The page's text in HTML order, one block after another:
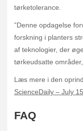
tørketolerance.
”Denne opdagelse
forskning i planters
af teknologier, der
tørkeudsatte
Læs mere i den
ScienceDaily – July
FAQ